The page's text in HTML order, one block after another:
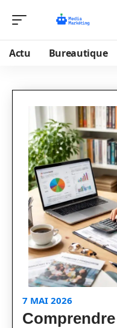
Actu Bureautique
7 MAI 2026